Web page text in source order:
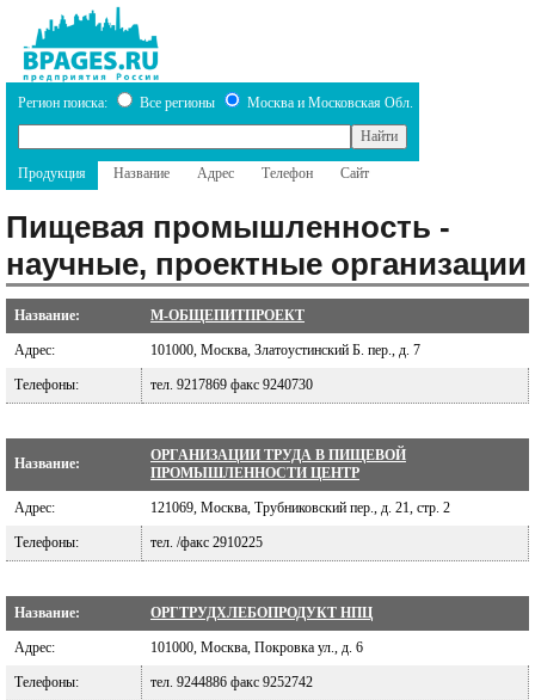
Регион поиска: Все регионы Москва и Московская Обл.
Продукция Название Адрес Телефон Сайт
Пищевая промышленность -
научные, проектные организации
Название: М-ОБЩЕПИТПРОЕКТ
Адрес: 101000, Москва, Златоустинский Б. пер., д. 7
Телефоны: тел. 9217869 факс 9240730
Название:
ОРГАНИЗАЦИИ ТРУДА В ПИЩЕВОЙ
ПРОМЫШЛЕННОСТИ ЦЕНТР
Адрес: 121069, Москва, Трубниковский пер., д. 21, стр. 2
Телефоны: тел. /факс 2910225
Название: ОРГТРУДХЛЕБОПРОДУКТ НПЦ
Адрес: 101000, Москва, Покровка ул., д. 6
Телефоны: тел. 9244886 факс 9252742